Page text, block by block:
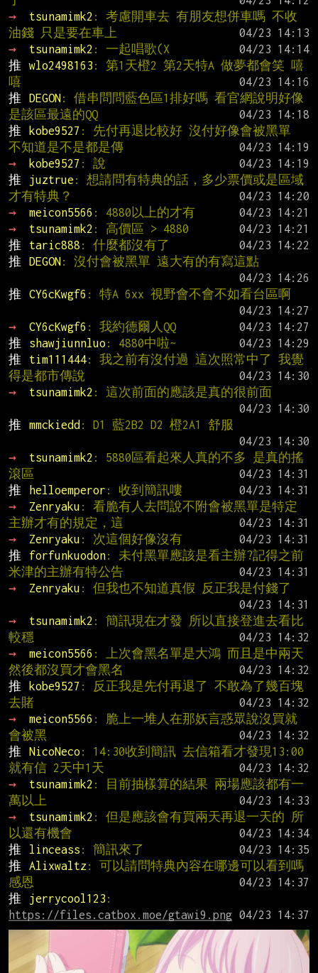
→
tsunamimk2 : 考慮開車去 有朋友想併車嗎 不收
油錢 只是要在車上
→
tsunamimk2 : 一起唱歌(X
推
wlo2498163 : 第1天橙2 第2天特A 做夢都會笑 嘻
嘻
推
DEGON: 借串問問藍色區1排好嗎 看官網說明好像
是該區最遠的QQ
推
kobe9527 : 先付再退比較好 沒付好像會被黑單
不知道是不是都是傳
→
kobe9527 : 說
推
juztrue : 想請問有特典的話，多少票價或是區域
才有特典？
→
meicon5566 : 4880以上的才有
→
tsunamimk2 : 高價區 > 4880
推
taric888 : 什麼都沒有了
推
DEGON: 沒付會被黑單 遠大有的有寫這點
推
CY6cKwgf6 : 特A 6xx 視野會不會不如看台區啊
→
CY6cKwgf6 : 我約德爾人QQ
推
shawjiunnluo : 4880中啦~
推
tim111444: 我之前有沒付過 這次照常中了 我覺
得是都市傳說
→
tsunamimk2 : 這次前面的應該是真的很前面
推
mmckiedd : D1 藍2B2 D2 橙2A1 舒服
→
tsunamimk2 : 5880區看起來人真的不多 是真的搖
滾區
推
helloemperor : 收到簡訊嘍
→
Zenryaku : 看脆有人去問說不附會被黑單是特定
主辦才有的規定，這
→
Zenryaku : 次這個好像沒有
推
forfunkuodon: 未付黑單應該是看主辦?記得之前
米津的主辦有特公告
→
Zenryaku : 但我也不知道真假 反正我是付錢了
→
tsunamimk2 : 簡訊現在才發 所以直接登進去看比
較穩
→
meicon5566 : 上次會黑名單是大鴻 而且是中兩天
然後都沒買才會黑名
推
kobe9527 : 反正我是先付再退了 不敢為了幾百塊
去賭
→
meicon5566 : 脆上一堆人在那妖言惑眾說沒買就
會被黑
推
NicoNeco : 14:30收到簡訊 去信箱看才發現13:00
就有信 2天中1天
→
tsunamimk2 : 目前抽樣算的結果 兩場應該都有一
萬以上
→
tsunamimk2 : 但是應該會有買兩天再退一天的 所
以還有機會
推
linceass : 簡訊來了
推
Alixwaltz : 可以請問特典內容在哪邊可以看到嗎
感恩
推
jerrycool123
https://files.catbox.moe/gtawi9.png